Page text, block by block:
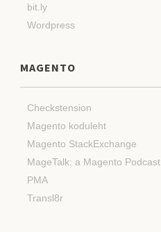
bit.ly
Wordpress
MAGENTO
Checkstension
Magento koduleht
Magento StackExchange
MageTalk: a Magento Podcast
PMA
Transl8r